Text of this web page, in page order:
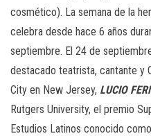
cosmético). La semana de la
celebra desde hace 6 años
septiembre. El 24 de
destacado teatrista, cantante y
City en New Jersey, LUCIO
Rutgers University, el premio
Estudios Latinos conocido